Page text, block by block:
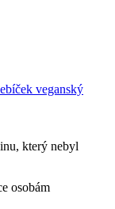
veganský
který nebyl
osobám